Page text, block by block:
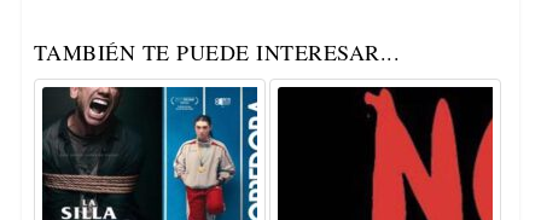
TAMBIÉN TE PUEDE INTERESAR...